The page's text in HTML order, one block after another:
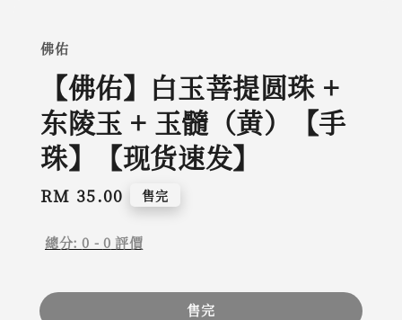
佛佑
【佛佑】白玉菩提圆珠 +
东陵玉 + 玉髓（黄）【手
珠】【现货速发】
Regular
RM 35.00 售完
總分:0 - 0 評價
售完